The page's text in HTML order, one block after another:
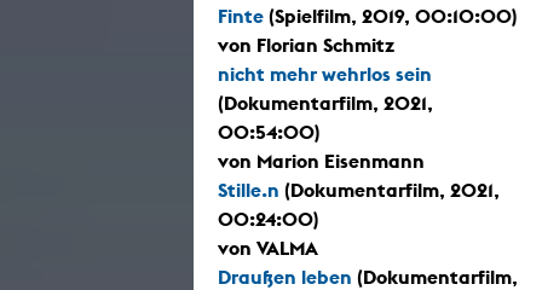
Finte (Spielfilm, 2019, 00:10:00)
von Florian Schmitz
nicht mehr wehrlos sein
(Dokumentarfilm, 2021,
00:54:00)
von Marion Eisenmann
Stille.n (Dokumentarfilm, 2021,
00:24:00)
von VALMA
Draußen leben (Dokumentarfilm,